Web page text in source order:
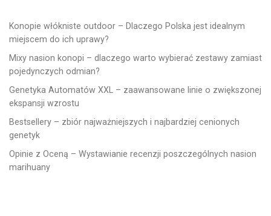
Konopie włókniste outdoor – Dlaczego Polska jest idealnym
miejscem do ich uprawy?
Mixy nasion konopi – dlaczego warto wybierać zestawy zamiast
pojedynczych odmian?
Genetyka Automatów XXL – zaawansowane linie o zwiększonej
ekspansji wzrostu
Bestsellery – zbiór najważniejszych i najbardziej cenionych
genetyk
Opinie z Oceną – Wystawianie recenzji poszczególnych nasion
marihuany